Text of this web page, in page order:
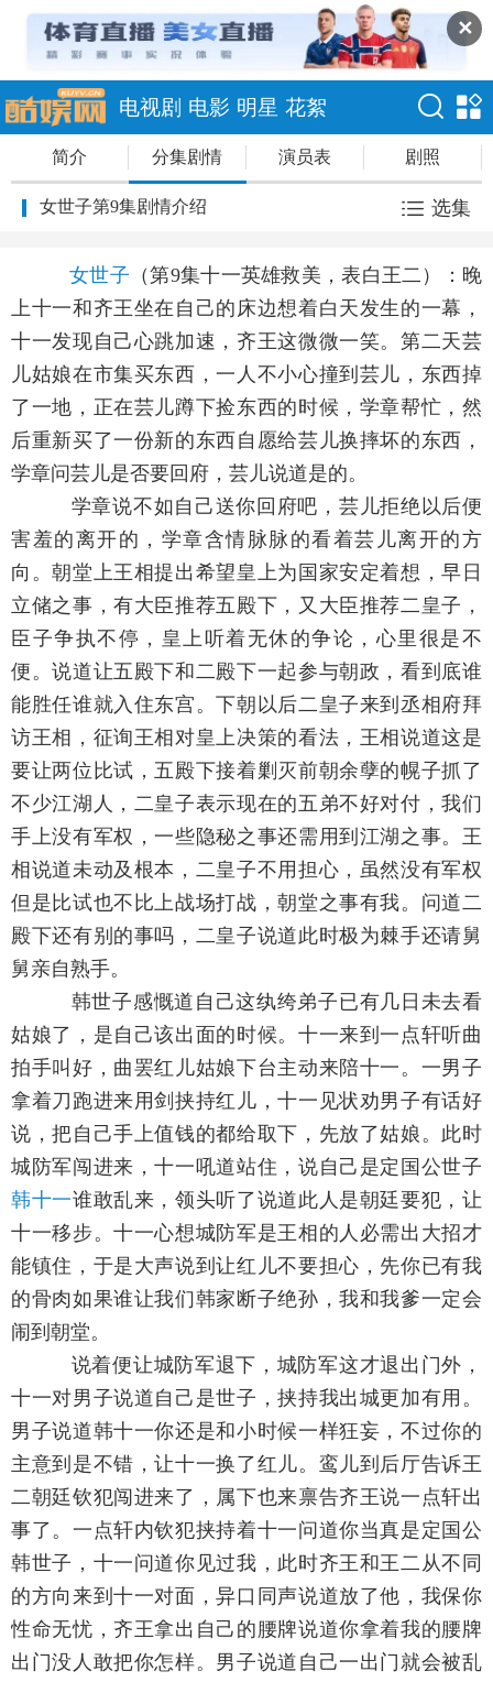
✕
电视剧 电影 明星 花絮
简介 分集剧情 演员表 剧照
女世子第9集剧情介绍 选集
女世子 （第9集十一英雄救美，表白王二）：晚
上十一和齐王坐在自己的床边想着白天发生的一幕，
十一发现自己心跳加速，齐王这微微一笑。第二天芸
儿姑娘在市集买东西，一人不小心撞到芸儿，东西掉
了一地，正在芸儿蹲下捡东西的时候，学章帮忙，然
后重新买了一份新的东西自愿给芸儿换摔坏的东西，
学章问芸儿是否要回府，芸儿说道是的。
学章说不如自己送你回府吧，芸儿拒绝以后便
害羞的离开的，学章含情脉脉的看着芸儿离开的方
向。朝堂上王相提出希望皇上为国家安定着想，早日
立储之事，有大臣推荐五殿下，又大臣推荐二皇子，
臣子争执不停，皇上听着无休的争论，心里很是不
便。说道让五殿下和二殿下一起参与朝政，看到底谁
能胜任谁就入住东宫。下朝以后二皇子来到丞相府拜
访王相，征询王相对皇上决策的看法，王相说道这是
要让两位比试，五殿下接着剿灭前朝余孽的幌子抓了
不少江湖人，二皇子表示现在的五弟不好对付，我们
手上没有军权，一些隐秘之事还需用到江湖之事。王
相说道未动及根本，二皇子不用担心，虽然没有军权
但是比试也不比上战场打战，朝堂之事有我。问道二
殿下还有别的事吗，二皇子说道此时极为棘手还请舅
舅亲自熟手。
韩世子感慨道自己这纨绔弟子已有几日未去看
姑娘了，是自己该出面的时候。十一来到一点轩听曲
拍手叫好，曲罢红儿姑娘下台主动来陪十一。一男子
拿着刀跑进来用剑挟持红儿，十一见状劝男子有话好
说，把自己手上值钱的都给取下，先放了姑娘。此时
城防军闯进来，十一吼道站住，说自己是定国公世子
韩十一谁敢乱来，领头听了说道此人是朝廷要犯，让
十一移步。十一心想城防军是王相的人必需出大招才
能镇住，于是大声说到让红儿不要担心，先你已有我
的骨肉如果谁让我们韩家断子绝孙，我和我爹一定会
闹到朝堂。
说着便让城防军退下，城防军这才退出门外，
十一对男子说道自己是世子，挟持我出城更加有用。
男子说道韩十一你还是和小时候一样狂妄，不过你的
主意到是不错，让十一换了红儿。鸾儿到后厅告诉王
二朝廷钦犯闯进来了，属下也来禀告齐王说一点轩出
事了。一点轩内钦犯挟持着十一问道你当真是定国公
韩世子，十一问道你见过我，此时齐王和王二从不同
的方向来到十一对面，异口同声说道放了他，我保你
性命无忧，齐王拿出自己的腰牌说道你拿着我的腰牌
出门没人敢把你怎样。男子说道自己一出门就会被乱